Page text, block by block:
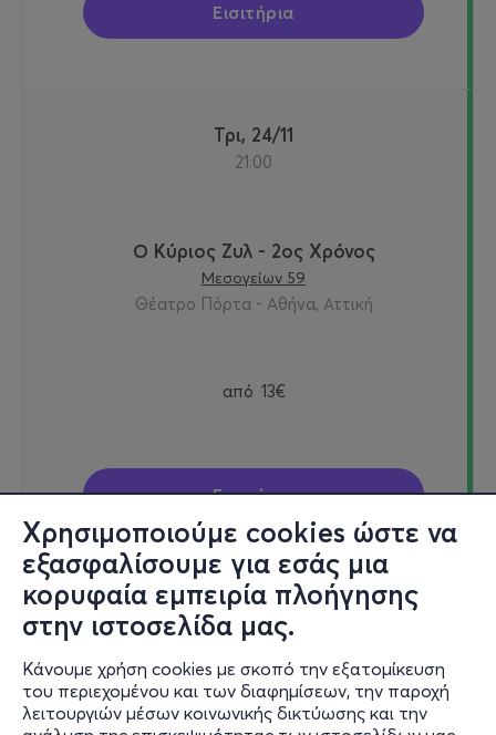
Χρησιμοποιούμε cookies ώστε να
εξασφαλίσουμε για εσάς μια
κορυφαία εμπειρία πλοήγησης
στην ιστοσελίδα μας.
Κάνουμε χρήση cookies με σκοπό την εξατομίκευση
του περιεχομένου και των διαφημίσεων, την παροχή
λειτουργιών μέσων κοινωνικής δικτύωσης και την
Εισιτήρια
Τρι, 24/11
21:00
Ο Κύριος Ζυλ - 2ος Χρόνος
Μεσογείων 59
Θέατρο Πόρτα - Αθήνα, Αττική
από 13€
Εισιτήρια
Δευ, 30/11
21:00